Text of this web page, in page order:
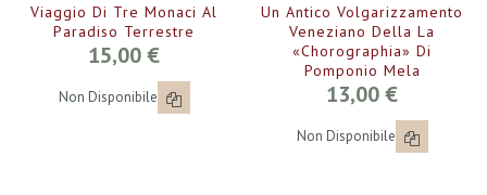
Viaggio Di Tre Monaci Al
Paradiso Terrestre
15,00 €
Non Disponibile
Un Antico Volgarizzamento
Veneziano Della La
«Chorographia» Di
Pomponio Mela
13,00 €
Non Disponibile